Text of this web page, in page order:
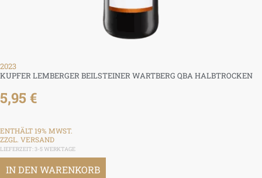
2023
KUPFER LEMBERGER BEILSTEINER WARTBERG QBA HALBTROCKEN
5,95 €
ENTHÄLT 19% MWST.
ZZGL. VERSAND
LIEFERZEIT: 3-5 WERKTAGE
IN DEN WARENKORB